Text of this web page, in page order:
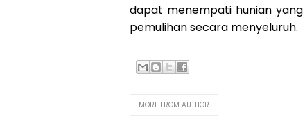
dapat menempati hunian
pemulihan secara menyeluruh.
MORE FROM AUTHOR